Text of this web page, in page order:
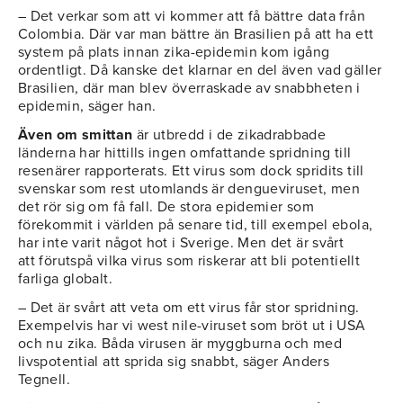
– Det verkar som att vi kommer att få bättre data från
Colombia. Där var man bättre än Brasilien på att ha ett
system på plats innan zika-epidemin kom igång
ordentligt. Då kanske det klarnar en del även vad gäller
Brasilien, där man blev överraskade av snabbheten i
epidemin, säger han.
Även om smittan är utbredd i de zikadrabbade
länderna har hittills ingen omfattande spridning till
resenärer rapporterats. Ett virus som dock spridits till
svenskar som rest utomlands är dengueviruset, men
det rör sig om få fall. De stora epidemier som
förekommit i världen på senare tid, till exempel ebola,
har inte varit något hot i Sverige. Men det är svårt
att förutspå vilka virus som riskerar att bli potentiellt
farliga globalt.
– Det är svårt att veta om ett virus får stor spridning.
Exempelvis har vi west nile-viruset som bröt ut i USA
och nu zika. Båda virusen är myggburna och med
livspotential att sprida sig snabbt, säger Anders
Tegnell.